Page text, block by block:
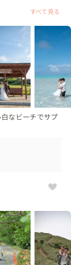
すべて見る
なビーチでサプ